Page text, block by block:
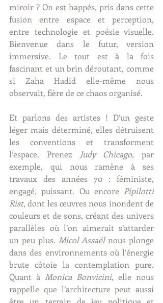
miroir ? On est happés, pris dans cette
fusion entre espace et perception,
entre technologie et poésie visuelle.
Bienvenue dans le futur, version
immersive. Le tout est à la fois
fascinant et un brin déroutant, comme
si Zaha Hadid elle-même nous
observait, fière de ce chaos organisé.
Et parlons des artistes ! D’un geste
léger mais déterminé, elles détruisent
les conventions et transforment
l’espace. Prenez
Judy Chicago, par
exemple, qui nous ramène à ses
travaux des années 70 : féministe,
engagé, puissant. Ou encore Pipilotti
Rist, dont les œuvres nous inondent de
couleurs et de sons, créant des univers
parallèles où l’on aimerait s’attarder
un peu plus. Micol Assaël nous plonge
dans des environnements où l’énergie
brute côtoie la contemplation pure.
Quant à Monica Bonvicini, elle nous
rappelle que l’architecture peut aussi